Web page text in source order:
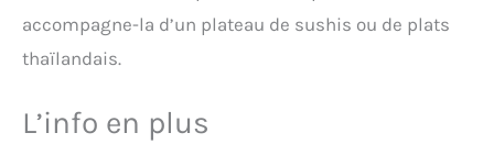
accompagne-la d’un plateau de sushis ou de plats
thaïlandais.
L’info en plus